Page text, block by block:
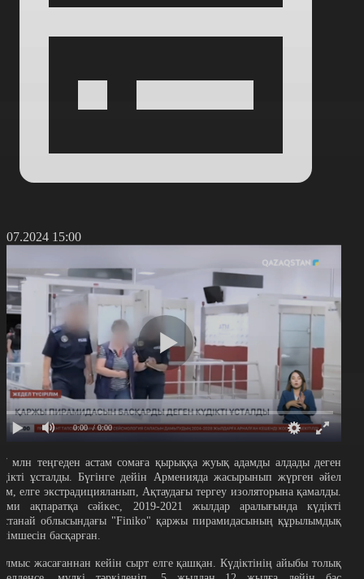
15:00
0:00 / 0:00
млн теңгеден астам сомаға қырыққа жуық адамды алдады деген
ұсталды. Бүгінге дейін Арменияда жасырынып жүрген әйел
елге экстрадицияланып, Ақтаудағы тергеу изоляторына қамалды.
ақпаратқа сәйкес, 2019-2021 жылдар аралығында күдікті
облысындағы "Finiko" қаржы пирамидасының құрылымдық
басқарған.
жасағаннан кейін сырт елге қашқан. Күдіктінің айыбы толық